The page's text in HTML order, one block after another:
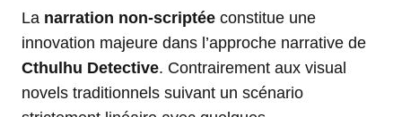
La narration non-scriptée constitue une
innovation majeure dans l’approche narrative de
Cthulhu Detective. Contrairement aux visual
novels traditionnels suivant un scénario